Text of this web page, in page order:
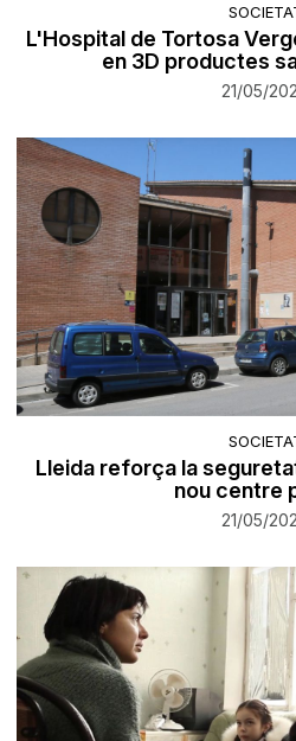
L'Hospital de Tortosa
en 3D productes
21/05/
Lleida reforça la
nou centre
21/05/